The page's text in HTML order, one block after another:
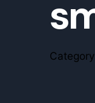
Category